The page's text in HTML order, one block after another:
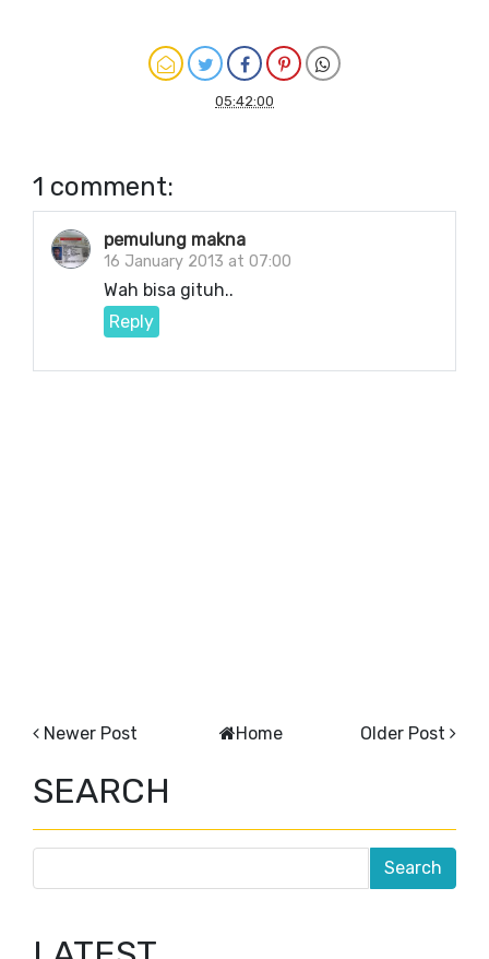
05:42:00
1 comment:
pemulung makna
16 January 2013 at 07:00
Wah bisa gituh..
Reply
Newer Post Older Post
Home
SEARCH